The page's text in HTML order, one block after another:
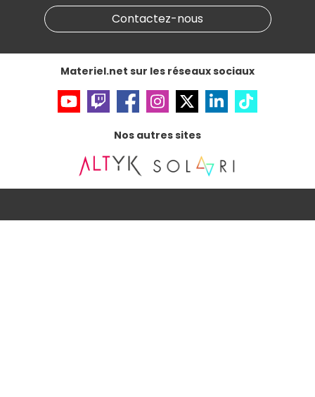
Informations légales
Données personnellesetcookies
Accessibilité : non conforme
Contactez-nous
Materiel.net sur les réseaux sociaux
Nos autres sites